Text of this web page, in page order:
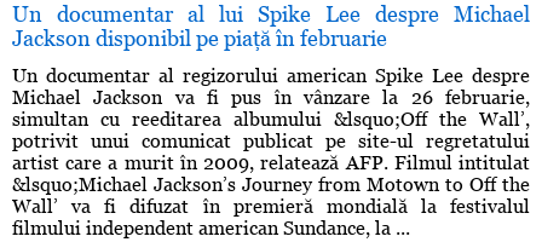
Un documentar al lui Spike Lee despre Michael
Jackson disponibil pe piaţă în februarie
Un documentar al regizorului american Spike Lee despre
Michael Jackson va fi pus în vânzare la 26 februarie,
simultan cu reeditarea albumului &lsquo;Off the Wall’,
potrivit unui comunicat publicat pe site-ul regretatului
artist care a murit în 2009, relatează AFP. Filmul intitulat
&lsquo;Michael Jackson’s Journey from Motown to Off the
Wall’ va fi difuzat în premieră mondială la festivalul
filmului independent american Sundance, la ...